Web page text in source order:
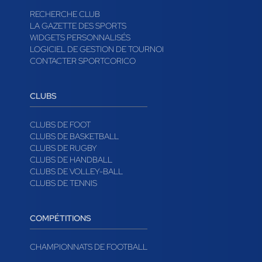
RECHERCHE CLUB
LA GAZETTE DES SPORTS
WIDGETS PERSONNALISÉS
LOGICIEL DE GESTION DE TOURNOI
CONTACTER SPORTCORICO
CLUBS
CLUBS DE FOOT
CLUBS DE BASKETBALL
CLUBS DE RUGBY
CLUBS DE HANDBALL
CLUBS DE VOLLEY-BALL
CLUBS DE TENNIS
COMPÉTITIONS
CHAMPIONNATS DE FOOTBALL